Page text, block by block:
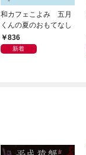
和カフェこよみ 五月
くんの夏のおもてなし
836
新着